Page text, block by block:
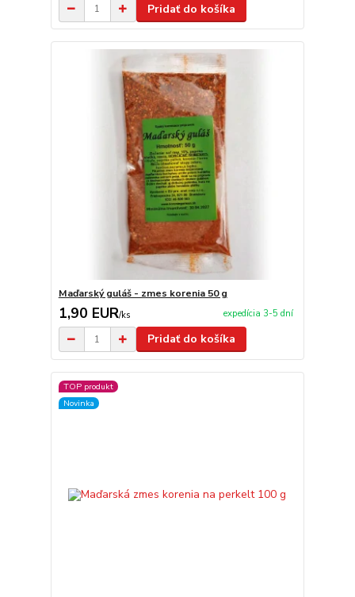
Pridať do košíka
Maďarský guláš - zmes korenia 50 g
1,90 EUR/ks expedícia 3-5 dní
Pridať do košíka
TOP produkt
Novinka